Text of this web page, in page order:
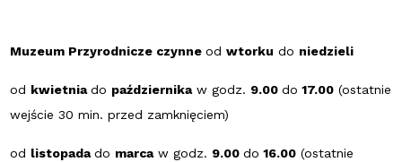
Muzeum Przyrodnicze czynneodwtorku do niedzieli
od kwietniado październikaw godz. 9.00do 17.00 (ostatnie
wejście 30 min. przed zamknięciem)
od listopadado marcaw godz. 9.00do 16.00 (ostatnie